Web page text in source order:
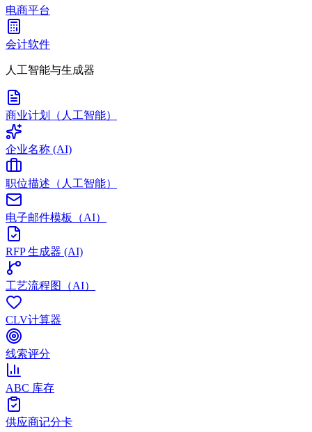
电商平台
会计软件
人工智能与生成器
商业计划（人工智能）
企业名称 (AI)
职位描述（人工智能）
电子邮件模板（AI）
RFP 生成器 (AI)
工艺流程图（AI）
CLV计算器
线索评分
ABC 库存
供应商记分卡